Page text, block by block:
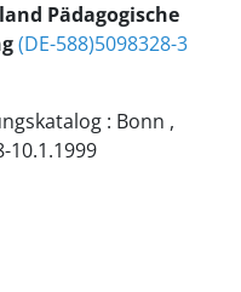
Pädagogische
(DE-588)5098328-3
: Bonn ,
10.1.1999